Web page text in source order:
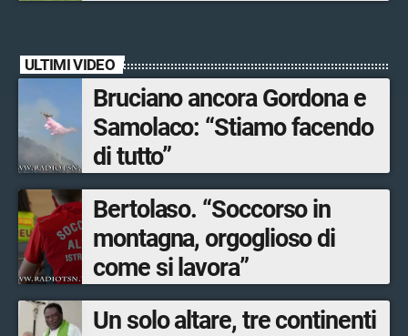
ULTIMI VIDEO
Bruciano ancora Gordona e
Samolaco: “Stiamo facendo
di tutto”
Bertolaso. “Soccorso in
montagna, orgoglioso di
come si lavora”
Un solo altare, tre continenti